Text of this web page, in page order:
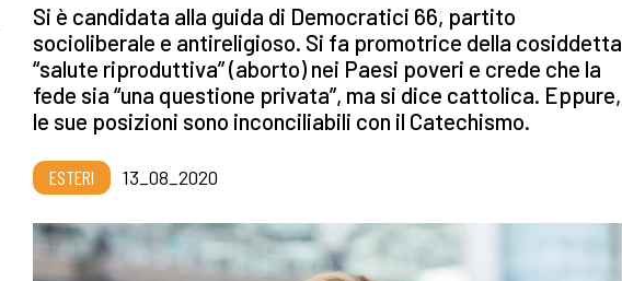
Si è candidata alla guida di Democratici 66, partito
socioliberale e antireligioso. Si fa promotrice della cosiddetta
“salute riproduttiva” (aborto) nei Paesi poveri e crede che la
fede sia “una questione privata”, ma si dice cattolica. Eppure,
le sue posizioni sono inconciliabili con il Catechismo.
ESTERI 13_08_2020